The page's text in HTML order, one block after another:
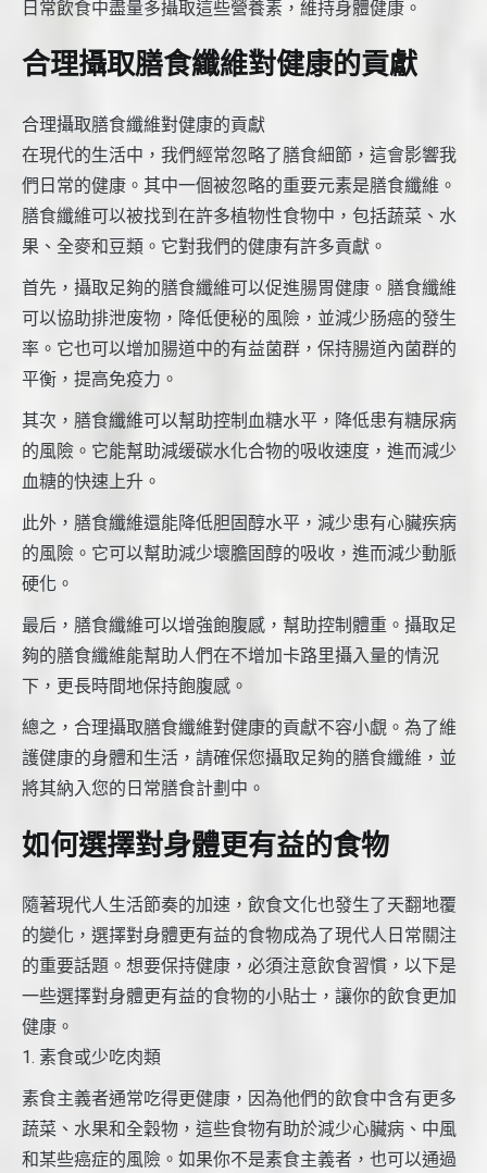
日常飲食中盡量多攝取這些營養素，維持身體健康。
合理攝取膳食纖維對健康的貢獻
合理攝取膳食纖維對健康的貢獻
在現代的生活中，我們經常忽略了膳食細節，這會影響我
們日常的健康。其中一個被忽略的重要元素是膳食纖維。
膳食纖維可以被找到在許多植物性食物中，包括蔬菜、水
果、全麥和豆類。它對我們的健康有許多貢獻。
首先，攝取足夠的膳食纖維可以促進腸胃健康。膳食纖維
可以協助排泄废物，降低便秘的風險，並減少肠癌的發生
率。它也可以增加腸道中的有益菌群，保持腸道內菌群的
平衡，提高免疫力。
其次，膳食纖維可以幫助控制血糖水平，降低患有糖尿病
的風險。它能幫助減缓碳水化合物的吸收速度，進而減少
血糖的快速上升。
此外，膳食纖維還能降低胆固醇水平，減少患有心臟疾病
的風險。它可以幫助減少壞膽固醇的吸收，進而減少動脈
硬化。
最后，膳食纖維可以增強飽腹感，幫助控制體重。攝取足
夠的膳食纖維能幫助人們在不增加卡路里攝入量的情況
下，更長時間地保持飽腹感。
總之，合理攝取膳食纖維對健康的貢獻不容小覷。為了維
護健康的身體和生活，請確保您攝取足夠的膳食纖維，並
將其納入您的日常膳食計劃中。
如何選擇對身體更有益的食物
隨著現代人生活節奏的加速，飲食文化也發生了天翻地覆
的變化，選擇對身體更有益的食物成為了現代人日常關注
的重要話題。想要保持健康，必須注意飲食習慣，以下是
一些選擇對身體更有益的食物的小貼士，讓你的飲食更加
健康。
1. 素食或少吃肉類
素食主義者通常吃得更健康，因為他們的飲食中含有更多
蔬菜、水果和全穀物，這些食物有助於減少心臟病、中風
和某些癌症的風險。如果你不是素食主義者，也可以通過